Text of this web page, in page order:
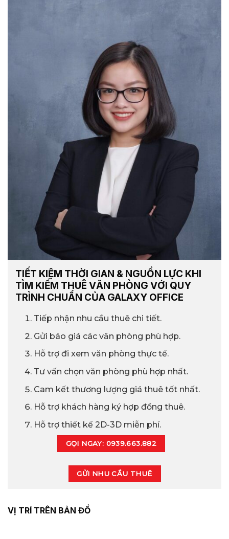
TIẾT KIỆM THỜI GIAN & NGUỒN LỰC KHI
TÌM KIẾM THUÊ VĂN PHÒNG VỚI QUY
TRÌNH CHUẨN CỦA GALAXY OFFICE
Tiếp nhận nhu cầu thuê chi tiết.
Gửi báo giá các văn phòng phù hợp.
Hỗ trợ đi xem văn phòng thực tế.
Tư vấn chọn văn phòng phù hợp nhất.
Cam kết thương lượng giá thuê tốt nhất.
Hỗ trợ khách hàng ký hợp đồng thuê.
Hỗ trợ thiết kế 2D-3D miễn phí.
GỌI NGAY: 0939.663.882
GỬI NHU CẦU THUÊ
VỊ TRÍ TRÊN BẢN ĐỒ